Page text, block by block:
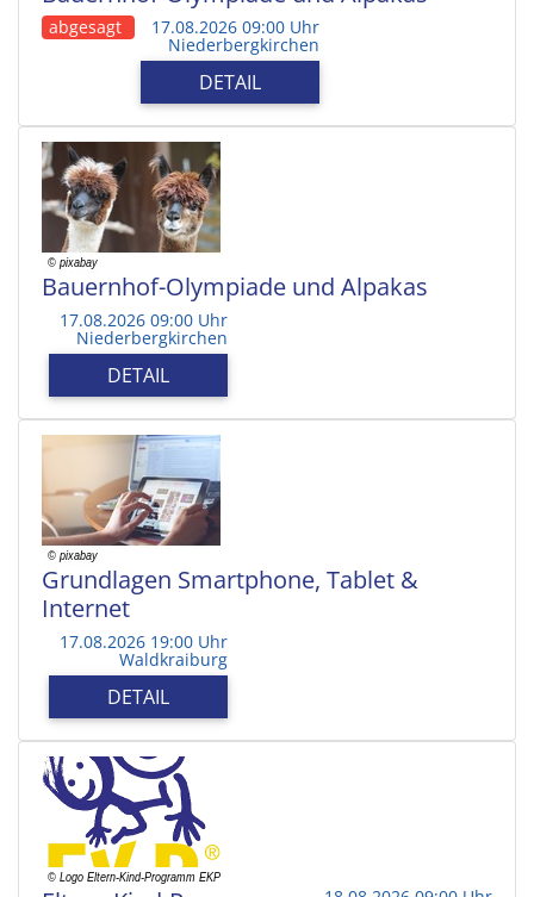
abgesagt 17.08.2026 09:00 Uhr
Niederbergkirchen
DETAIL
Bauernhof-Olympiade und Alpakas
17.08.2026 09:00 Uhr
Niederbergkirchen
DETAIL
Grundlagen Smartphone, Tablet &
Internet
17.08.2026 19:00 Uhr
Waldkraiburg
DETAIL